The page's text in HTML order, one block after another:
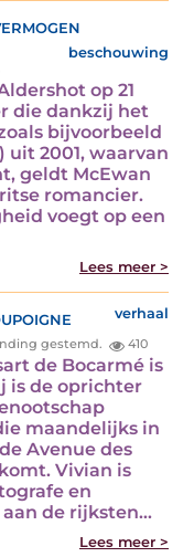
beschouwing
op 21
die dankzij het
bijvoorbeeld
uit 2001, waarvan
geldt McEwan
romancier.
voegt op een
Lees meer >
verhaal
gestemd. 410
de Bocarmé is
is de oprichter
maandelijks in
Avenue des
Vivian is
en
de rijksten…
Lees meer >